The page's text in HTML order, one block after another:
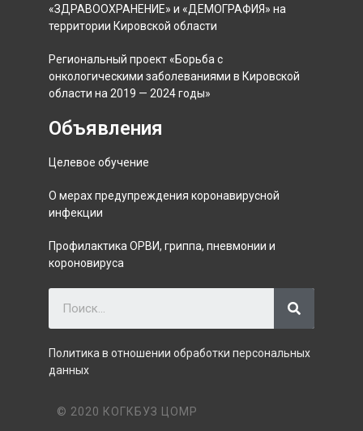
«ЗДРАВООХРАНЕНИЕ» и «ДЕМОГРАФИЯ» на
территории Кировской области
Региональный проект «Борьба с
онкологическими заболеваниями в Кировской
области на 2019 — 2024 годы»
Объявления
Целевое обучение
О мерах предупреждения коронавирусной
инфекции
Профилактика ОРВИ, гриппа, пневмонии и
короновируса
Политика в отношении обработки персональных
данных
© 2020 КОГКБУЗ ЦОМР